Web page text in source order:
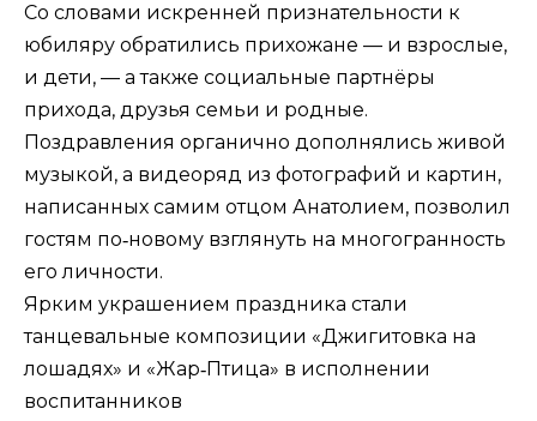
Со словами искренней признательности к
юбиляру обратились прихожане — и взрослые,
и дети, — а также социальные партнёры
прихода, друзья семьи и родные.
Поздравления органично дополнялись живой
музыкой, а видеоряд из фотографий и картин,
написанных самим отцом Анатолием, позволил
гостям по‑новому взглянуть на многогранность
его личности.
Ярким украшением праздника стали
танцевальные композиции «Джигитовка на
лошадях» и «Жар‑Птица» в исполнении
воспитанников